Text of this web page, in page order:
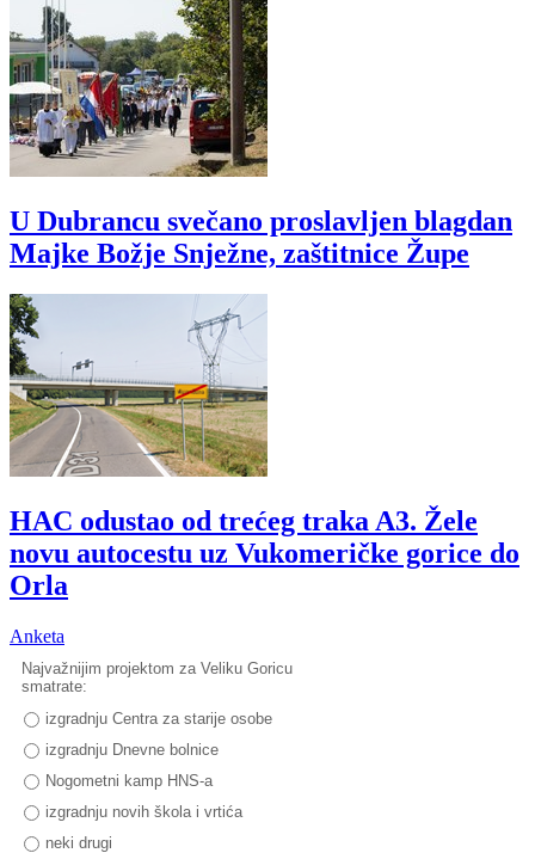
U Dubrancu svečano proslavljen blagdan
Majke Božje Snježne, zaštitnice Župe
HAC odustao od trećeg traka A3. Žele
novu autocestu uz Vukomeričke gorice do
Orla
Anketa
Najvažnijim projektom za Veliku Goricu
smatrate:
izgradnju Centra za starije osobe
izgradnju Dnevne bolnice
Nogometni kamp HNS-a
izgradnju novih škola i vrtića
neki drugi